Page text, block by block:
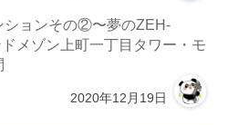
ションその②〜夢のZEH-
メゾン上町一丁目タワー・モ
2020年12月19日